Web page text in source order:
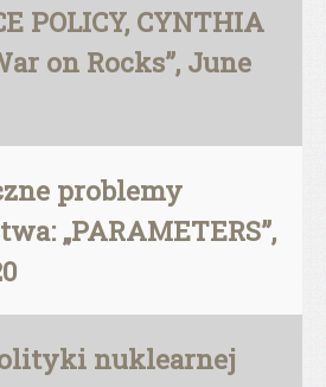
POLICY, CYNTHIA
on Rocks”, June
problemy
„PARAMETERS”,
nuklearnej